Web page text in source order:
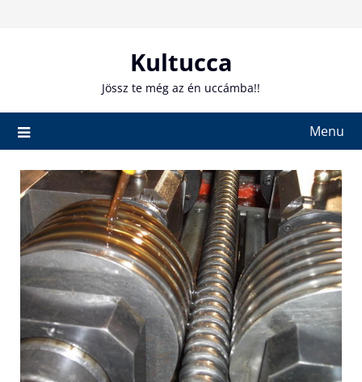
Kultucca
Jössz te még az én uccámba!!
Menu